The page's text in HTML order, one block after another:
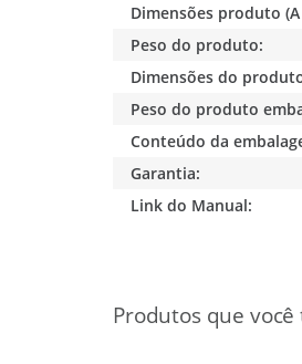
Dimensões produto (A
Peso do produto:
Dimensões do
Peso do produto
Conteúdo da
Garantia:
Link do Manual: